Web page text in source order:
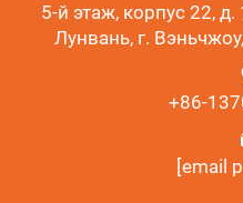
5-й этаж, корпус 22,
Лунвань, г.
+86-
[email